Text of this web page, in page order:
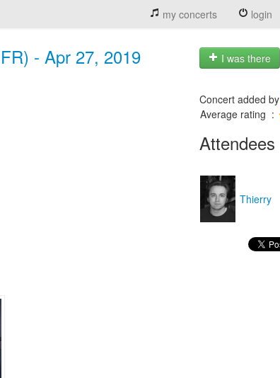
my concerts login
- Apr 27, 2019 I was there
Concert added by
Average rating :
Attendees
Thierry